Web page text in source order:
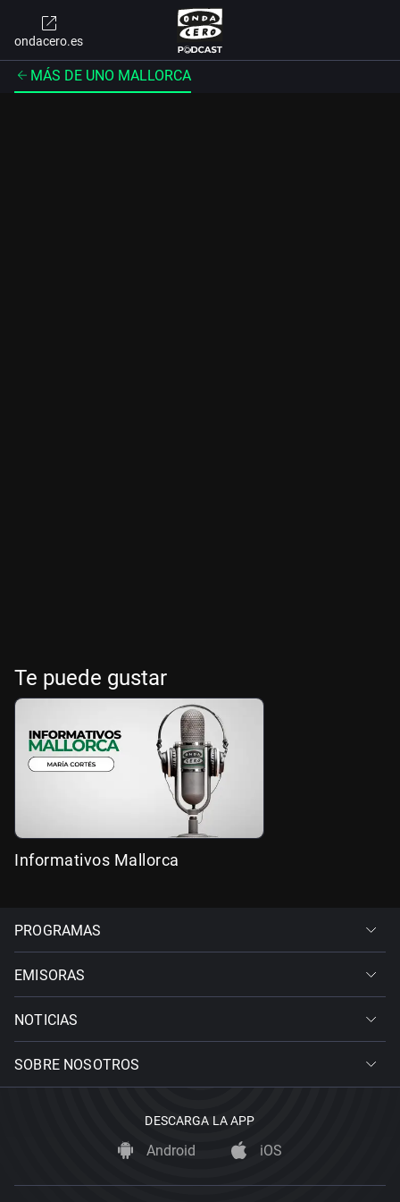
ondacero.es
MÁS DE UNO MALLORCA
Te puede gustar
Informativos Mallorca
PROGRAMAS
EMISORAS
NOTICIAS
SOBRE NOSOTROS
DESCARGA LA APP
Android iOS